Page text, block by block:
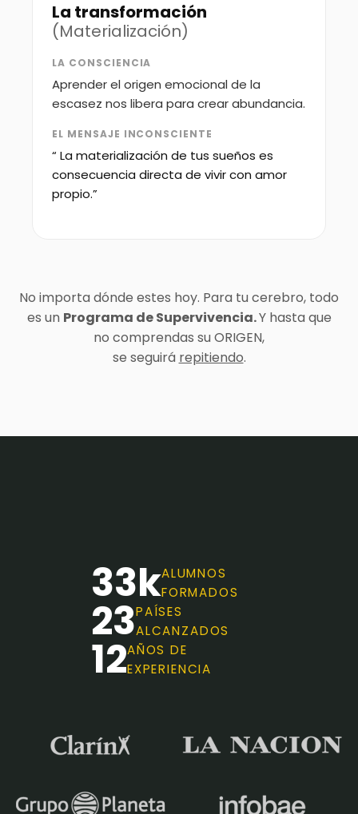
La transformación
(Materialización)
LA CONSCIENCIA
Aprender el origen emocional de la
escasez nos libera para crear abundancia.
EL MENSAJE INCONSCIENTE
“ La materialización de tus sueños es
consecuencia directa de vivir con amor
propio.”
No importa dónde estes hoy. Para tu cerebro, todo
es un Programa de Supervivencia.Y hasta que
no comprendas su ORIGEN,
se seguirá repitiendo.
33kALUMNOS
FORMADOS
23PAÍSES
ALCANZADOS
12AÑOS DE
EXPERIENCIA